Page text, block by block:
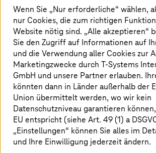
Technologien der Google
langjährigen, vielseitigen
T-Systems– beginnend mit
gemeinsamen Analyse Ihrer
Anforderungen bis zur
Lösungsumsetzung und
Transformation.
Das Beste aus zwei Welten
Wenn Sie „Nur erforderliche“ wählen,
nur Cookies, die zum richtigen
Website nötig sind. „Alle akzeptieren“
Sie den Zugriff auf Informationen auf
und die Verwendung aller Cookies zur
Marketingzwecke durchT-Systems
GmbH und unsere Partner erlauben.
könnten dann in Länder außerhalb der
Union übermittelt werden, wo wir kein
Datenschutzniveau garantieren
EU entspricht (siehe Art. 49 (1) a
„Einstellungen“ können Sie alles im
und Ihre Einwilligung jederzeit ändern.